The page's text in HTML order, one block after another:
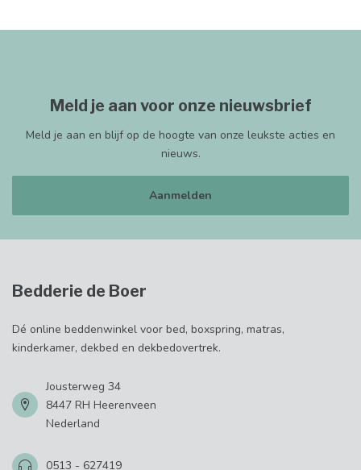
Meld je aan voor onze nieuwsbrief
Meld je aan en blijf op de hoogte van onze leukste acties en
nieuws.
Aanmelden
Bedderie de Boer
Dé online beddenwinkel voor bed, boxspring, matras,
kinderkamer, dekbed en dekbedovertrek.
Jousterweg 34
8447 RH Heerenveen
Nederland
0513 - 627419